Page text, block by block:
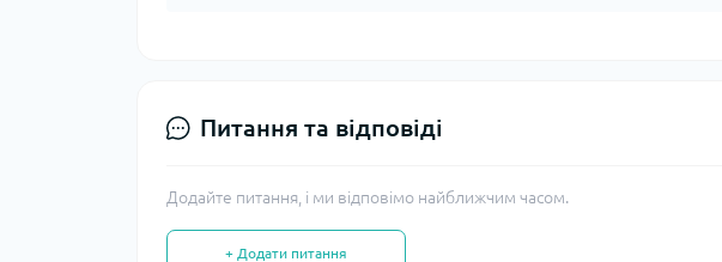
Питання та відповіді
Додайте питання, і ми відповімо найближчим часом.
+ Додати питання